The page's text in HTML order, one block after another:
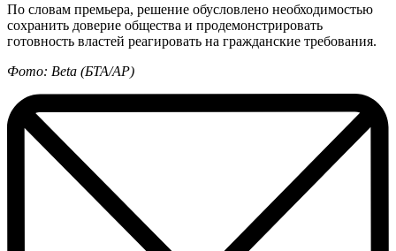
По словам премьера, решение обусловлено необходимостью
сохранить доверие общества и продемонстрировать
готовность властей реагировать на гражданские требования.
Фото: Beta (БТА/AP)